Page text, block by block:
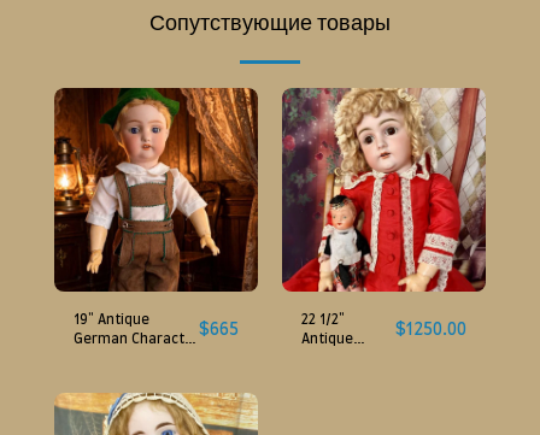
Сопутствующие товары
19" Antique
German Character
$665
22 1/2"
Antique
$1250.00